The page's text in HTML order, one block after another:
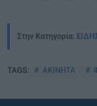
Στην Κατηγορία:
TAGS: ΑΚΙΝΗΤΑ